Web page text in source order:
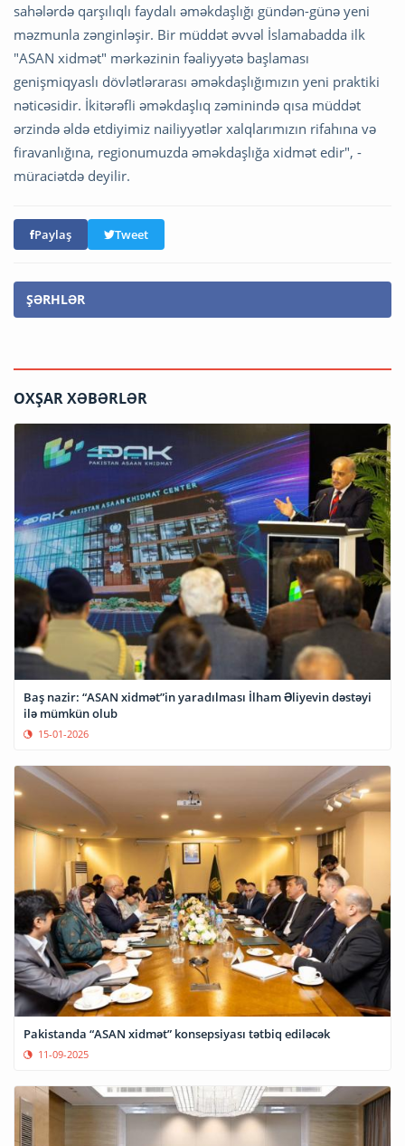
sahələrdə qarşılıqlı faydalı əməkdaşlığı gündən-günə yeni
məzmunla zənginləşir. Bir müddət əvvəl İslamabadda ilk
"ASAN xidmət" mərkəzinin fəaliyyətə başlaması
genişmiqyaslı dövlətlərarası əməkdaşlığımızın yeni praktiki
nəticəsidir. İkitərəfli əməkdaşlıq zəminində qısa müddət
ərzində əldə etdiyimiz nailiyyətlər xalqlarımızın rifahına və
firavanlığına, regionumuzda əməkdaşlığa xidmət edir", -
müraciətdə deyilir.
Paylaş Tweet
ŞƏRHLƏR
OXŞAR XƏBƏRLƏR
Baş nazir: “ASAN xidmət”in yaradılması İlham Əliyevin dəstəyi
ilə mümkün olub
15-01-2026
Pakistanda “ASAN xidmət” konsepsiyası tətbiq ediləcək
11-09-2025